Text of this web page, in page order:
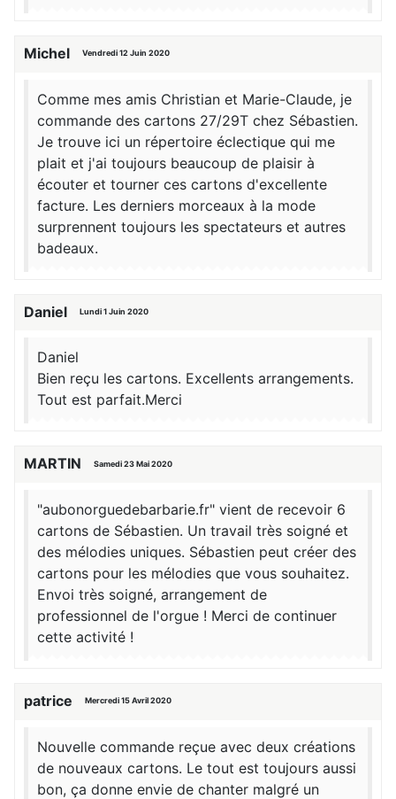
Michel Vendredi 12 Juin 2020
Comme mes amis Christian et Marie-Claude, je
commande des cartons 27/29T chez Sébastien.
Je trouve ici un répertoire éclectique qui me
plait et j'ai toujours beaucoup de plaisir à
écouter et tourner ces cartons d'excellente
facture. Les derniers morceaux à la mode
surprennent toujours les spectateurs et autres
badeaux.
Daniel Lundi 1 Juin 2020
Daniel
Bien reçu les cartons. Excellents arrangements.
Tout est parfait.Merci
MARTIN Samedi 23 Mai 2020
"aubonorguedebarbarie.fr" vient de recevoir 6
cartons de Sébastien. Un travail très soigné et
des mélodies uniques. Sébastien peut créer des
cartons pour les mélodies que vous souhaitez.
Envoi très soigné, arrangement de
professionnel de l'orgue ! Merci de continuer
cette activité !
patrice Mercredi 15 Avril 2020
Nouvelle commande reçue avec deux créations
de nouveaux cartons. Le tout est toujours aussi
bon, ça donne envie de chanter malgré un